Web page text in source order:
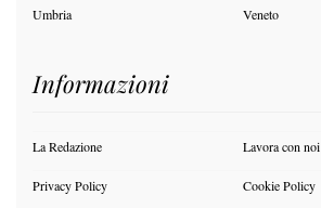
Umbria Veneto
Informazioni
La Redazione Lavora con noi
Privacy Policy Cookie Policy